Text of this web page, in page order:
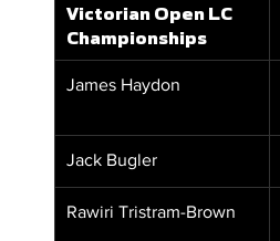
Victorian Open LC
Championships
James Haydon
Jack Bugler
Rawiri Tristram-Brown